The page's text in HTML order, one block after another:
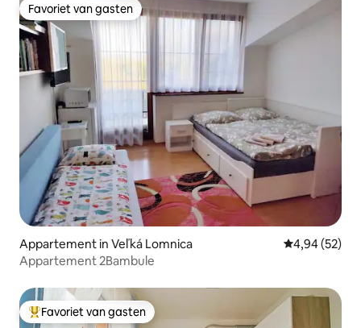
Favoriet van gasten
Favoriet van gasten
Appartement in Veľká Lomnica Gemiddelde
4,94 (52)
Appartement 2Bambule
Topfavoriet van gasten
Favoriet van gasten